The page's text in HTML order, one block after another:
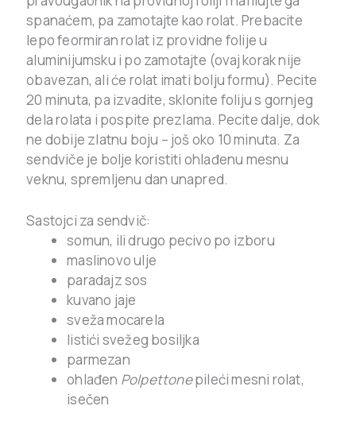
spanaćem, pa zamotajte kao rolat. Prebacite
lepo feormiran rolat iz providne folije u
aluminijumsku i po zamotajte (ovaj korak nije
obavezan, ali će rolat imati bolju formu). Pecite
20 minuta, pa izvadite, sklonite foliju s gornjeg
dela rolata i pospite prezlama. Pecite dalje, dok
ne dobije zlatnu boju – još oko 10 minuta. Za
sendviče je bolje koristiti ohlađenu mesnu
veknu, spremljenu dan unapred.
Sastojci za sendvič:
somun, ili drugo pecivo po izboru
maslinovo ulje
paradajz sos
kuvano jaje
sveža mocarela
listići svežeg bosiljka
parmezan
ohlađen Polpettonepileći mesni rolat,
isečen